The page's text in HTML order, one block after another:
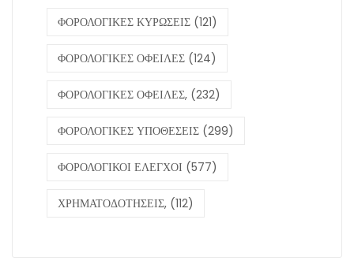
ΦΟΡΟΛΟΓΙΚΕΣ ΚΥΡΩΣΕΙΣ (121)
ΦΟΡΟΛΟΓΙΚΕΣ ΟΦΕΙΛΕΣ (124)
ΦΟΡΟΛΟΓΙΚΕΣ ΟΦΕΙΛΕΣ, (232)
ΦΟΡΟΛΟΓΙΚΕΣ ΥΠΟΘΕΣΕΙΣ (299)
ΦΟΡΟΛΟΓΙΚΟΙ ΕΛΕΓΧΟΙ (577)
ΧΡΗΜΑΤΟΔΟΤΗΣΕΙΣ, (112)